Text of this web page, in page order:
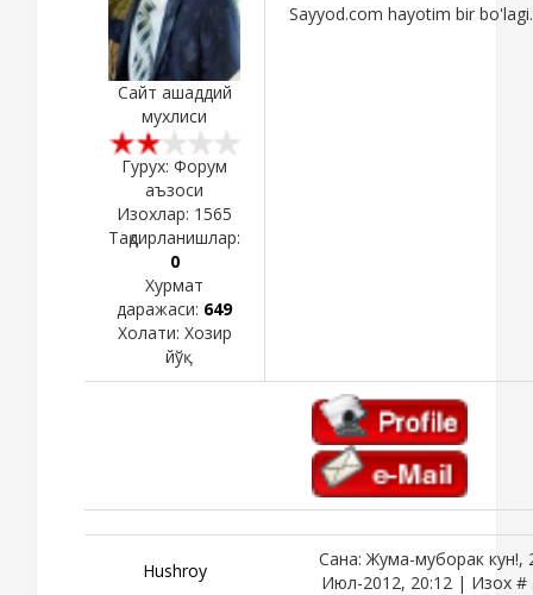
Сайт ашаддий
мухлиси
Гурух: Форум
аъзоси
Изохлар: 1565
Тақдирланишлар:
0
Хурмат
даражаси: 649
Холати: Хозир
йўқ
Sayyod.com hayotim bir bo'lagi.
Hushroy
Сана: Жума-муборак кун!,
Июл-2012, 20:12 | Изох #